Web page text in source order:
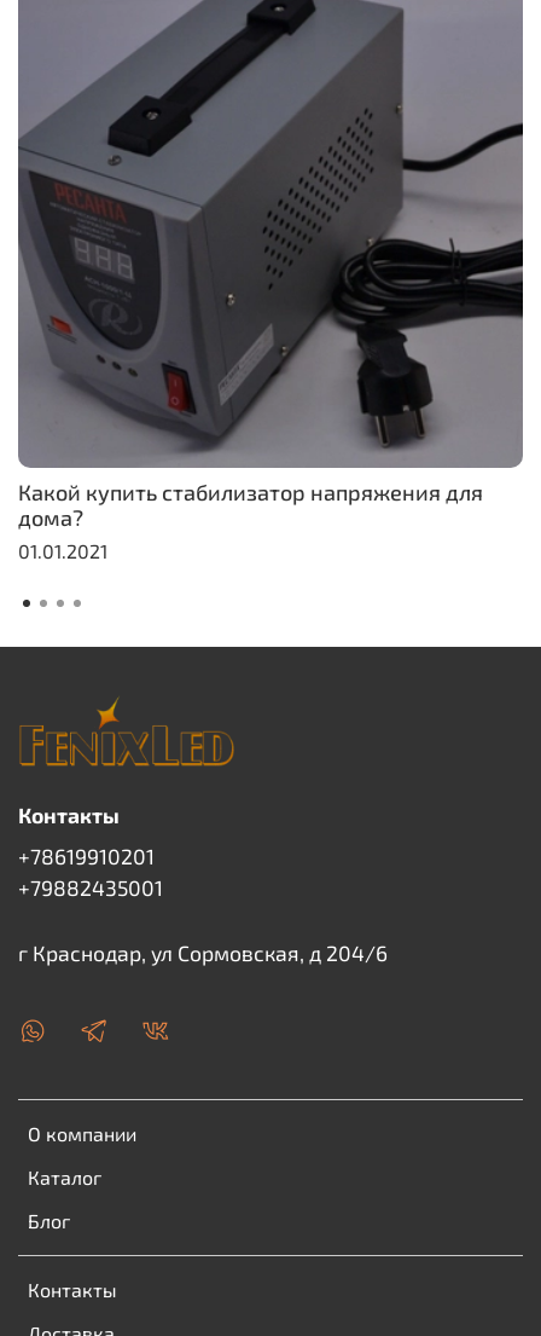
Какой купить стабилизатор напряжения для
дома?
01.01.2021
О компании
Каталог
Блог
Контакты
Контакты
+78619910201
+79882435001
г Краснодар, ул Сормовская, д 204/6